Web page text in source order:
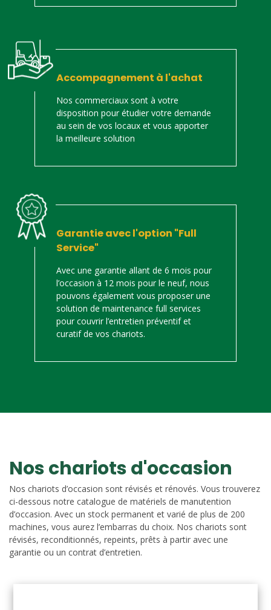
Accompagnement à l'achat
Nos commerciaux sont à votre
disposition pour étudier votre demande
au sein de vos locaux et vous apporter
la meilleure solution
Garantie avec l'option "Full
Service"
Avec une garantie allant de 6 mois pour
l’occasion à 12 mois pour le neuf, nous
pouvons également vous proposer une
solution de maintenance full services
pour couvrir l’entretien préventif et
curatif de vos chariots.
Nos chariots d'occasion
Nos chariots d’occasion sont révisés et rénovés. Vous trouverez
ci-dessous notre catalogue de matériels de manutention
d’occasion. Avec un stock permanent et varié de plus de 200
machines, vous aurez l’embarras du choix. Nos chariots sont
révisés, reconditionnés, repeints, prêts à partir avec une
garantie ou un contrat d’entretien.